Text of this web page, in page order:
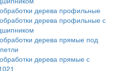
дерева профильные
дерева профильные с
дерева прямые под
дерева прямые с